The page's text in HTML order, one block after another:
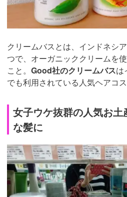
クリームバスとは、インドネシ
つで、オーガニッククリームを
こと。 Good社のクリームバスは
でも利用されている人気ヘアコ
女子ウケ抜群の人気お
な髪に